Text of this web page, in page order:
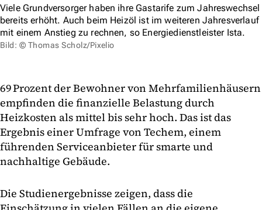
Viele Grundversorger haben ihre Gastarife zum Jahreswechsel
bereits erhöht. Auch beim Heizöl ist im weiteren Jahresverlauf
mit einem Anstieg zu rechnen, so Energiedienstleister Ista.
Bild: © Thomas Scholz/Pixelio
69 Prozent der Bewohner von Mehrfamilienhäusern
empfinden die finanzielle Belastung durch
Heizkosten als mittel bis sehr hoch. Das ist das
Ergebnis einer Umfrage von Techem, einem
führenden Serviceanbieter für smarte und
nachhaltige Gebäude.
Die Studienergebnisse zeigen, dass die